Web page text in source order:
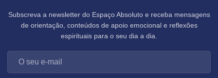
Subscreva a newsletter do Espaço Absoluto e receba mensagens
de orientação, conteúdos de apoio emocional e reflexões
espirituais para o seu dia a dia.